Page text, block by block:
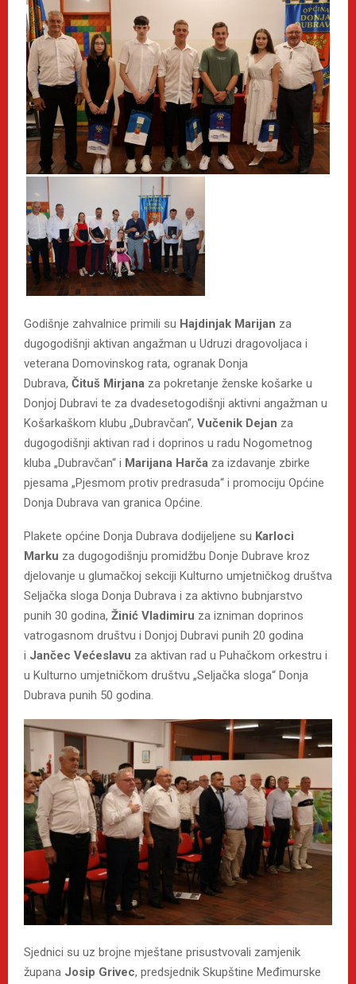
Godišnje zahvalnice primili su Hajdinjak Marijan za
dugogodišnji aktivan angažman u Udruzi dragovoljaca i
veterana Domovinskog rata, ogranak Donja
Dubrava, Čituš Mirjana za pokretanje ženske košarke u
Donjoj Dubravi te za dvadesetogodišnji aktivni angažman u
Košarkaškom klubu „Dubravčan“, Vučenik Dejan za
dugogodišnji aktivan rad i doprinos u radu Nogometnog
kluba „Dubravčan“ i Marijana Harča za izdavanje zbirke
pjesama „Pjesmom protiv predrasuda“ i promociju Općine
Donja Dubrava van granica Općine.
Plakete općine Donja Dubrava dodijeljene su Karloci
Marku za dugogodišnju promidžbu Donje Dubrave kroz
djelovanje u glumačkoj sekciji Kulturno umjetničkog društva
Seljačka sloga Donja Dubrava i za aktivno bubnjarstvo
punih 30 godina, Žinić Vladimiru za izniman doprinos
vatrogasnom društvu i Donjoj Dubravi punih 20 godina
i Jančec Većeslavu za aktivan rad u Puhačkom orkestru i
u Kulturno umjetničkom društvu „Seljačka sloga“ Donja
Dubrava punih 50 godina.
Sjednici su uz brojne mještane prisustvovali zamjenik
župana Josip Grivec, predsjednik Skupštine Međimurske